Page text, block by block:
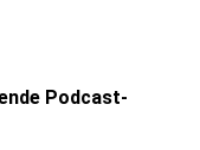
Podcast-